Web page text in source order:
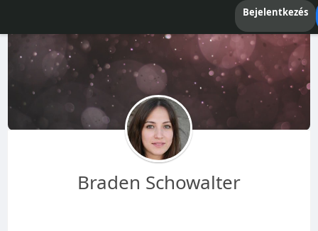
Bejelentkezés
Braden Schowalter